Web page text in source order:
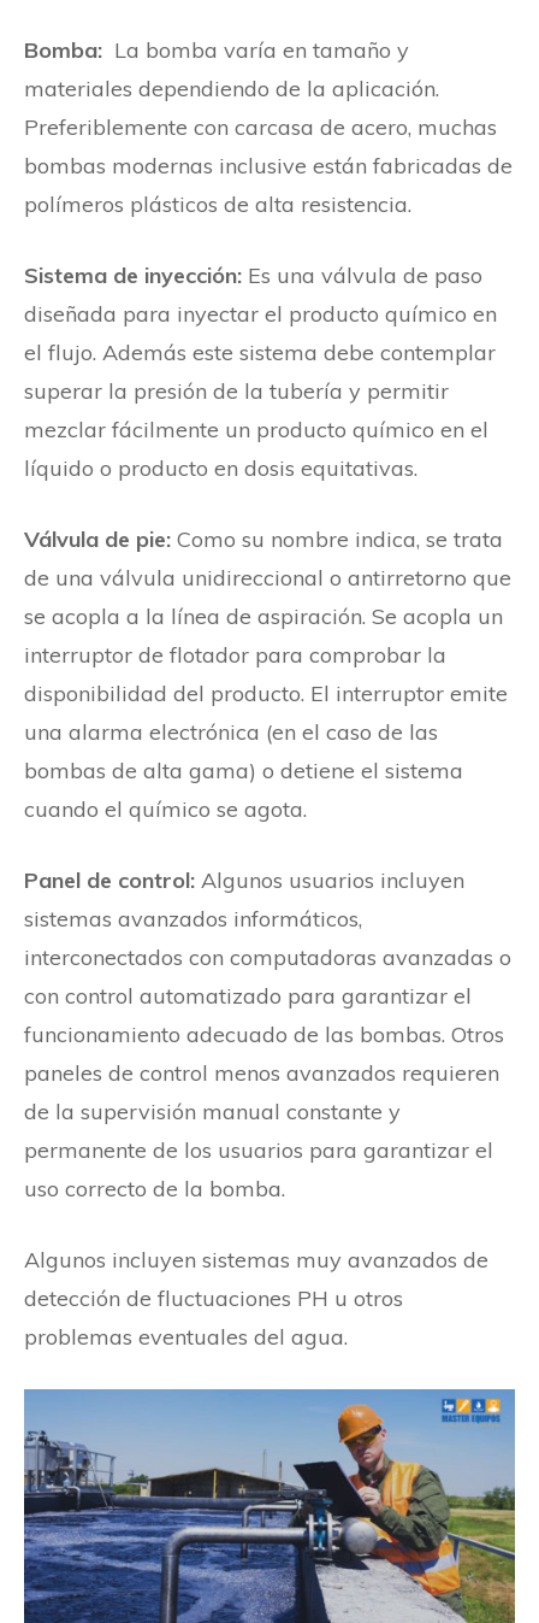
Bomba: La bomba varía en tamaño y
materiales dependiendo de la aplicación.
Preferiblemente con carcasa de acero, muchas
bombas modernas inclusive están fabricadas de
polímeros plásticos de alta resistencia.
Sistema de inyección: Es una válvula de paso
diseñada para inyectar el producto químico en
el flujo. Además este sistema debe contemplar
superar la presión de la tubería y permitir
mezclar fácilmente un producto químico en el
líquido o producto en dosis equitativas.
Válvula de pie: Como su nombre indica, se trata
de una válvula unidireccional o antirretorno que
se acopla a la línea de aspiración. Se acopla un
interruptor de flotador para comprobar la
disponibilidad del producto. El interruptor emite
una alarma electrónica (en el caso de las
bombas de alta gama) o detiene el sistema
cuando el químico se agota.
Panel de control: Algunos usuarios incluyen
sistemas avanzados informáticos,
interconectados con computadoras avanzadas o
con control automatizado para garantizar el
funcionamiento adecuado de las bombas. Otros
paneles de control menos avanzados requieren
de la supervisión manual constante y
permanente de los usuarios para garantizar el
uso correcto de la bomba.
Algunos incluyen sistemas muy avanzados de
detección de fluctuaciones PH u otros
problemas eventuales del agua.